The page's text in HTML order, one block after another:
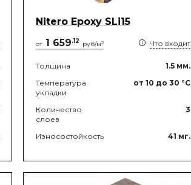
Nitero Epoxy SLi15
от 1 659.12 руб/м2 Что входит
Толщина 1.5 мм.
Температура
укладки
от 10 до 30 °C
Количество
слоев
3
Износостойкость 41 мг.